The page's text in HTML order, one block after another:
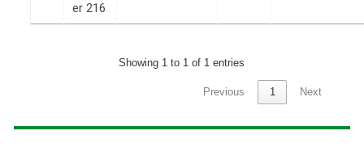
er 216
Showing 1 to 1 of 1 entries
Previous 1 Next